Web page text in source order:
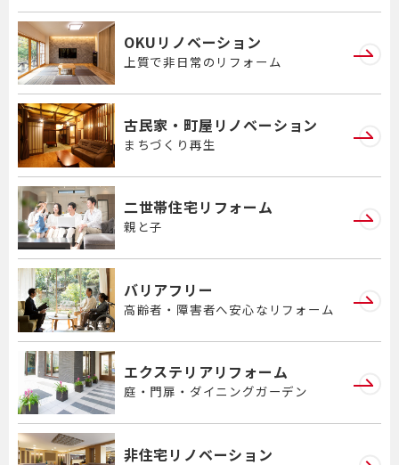
OKUリノベーション
上質で非日常のリフォーム
古民家・町屋リノベーション
まちづくり再生
二世帯住宅リフォーム
親と子
バリアフリー
高齢者・障害者へ安心なリフォーム
エクステリアリフォーム
庭・門扉・ダイニングガーデン
非住宅リノベーション